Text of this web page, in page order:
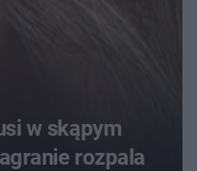
w skąpym
rozpala